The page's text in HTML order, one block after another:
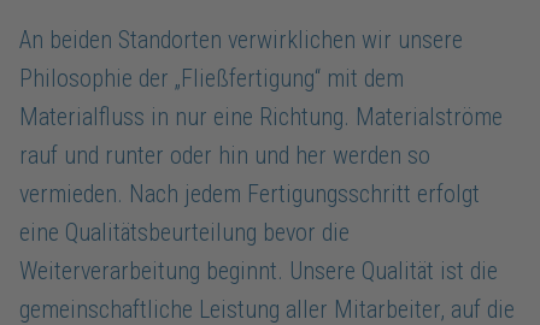
An beiden Standorten verwirklichen wir unsere
Philosophie der „Fließfertigung“ mit dem
Materialfluss in nur eine Richtung. Materialströme
rauf und runter oder hin und her werden so
vermieden. Nach jedem Fertigungsschritt erfolgt
eine Qualitätsbeurteilung bevor die
Weiterverarbeitung beginnt. Unsere Qualität ist die
gemeinschaftliche Leistung aller Mitarbeiter, auf die